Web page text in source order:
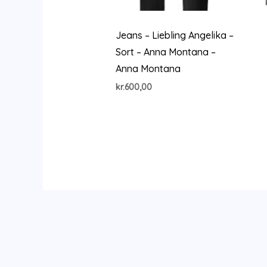
Jeans – Liebling Angelika –
Sort – Anna Montana –
Anna Montana
kr.600,00